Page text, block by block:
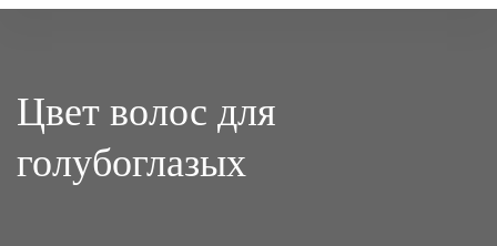
Цвет волос для
голубоглазых